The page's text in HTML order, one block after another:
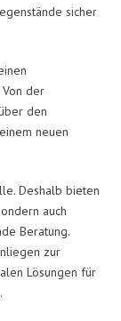
sicher
der
den
neuen
Deshalb bieten
auch
Beratung.
zur
Lösungen für